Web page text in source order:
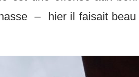
– hier il faisait beau